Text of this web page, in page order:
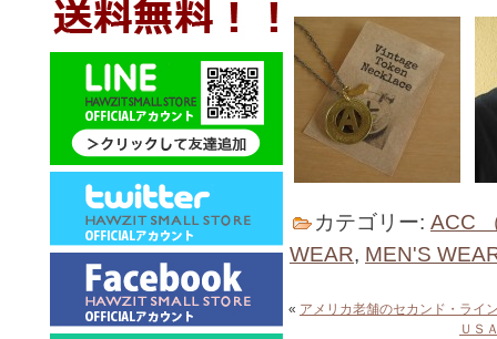
カテゴリー: ACC
WEAR, MEN'S
« アメリカ老舗のセカンド・ライ
ＵＳ